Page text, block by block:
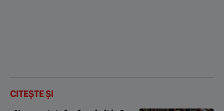
CITEȘTE ȘI